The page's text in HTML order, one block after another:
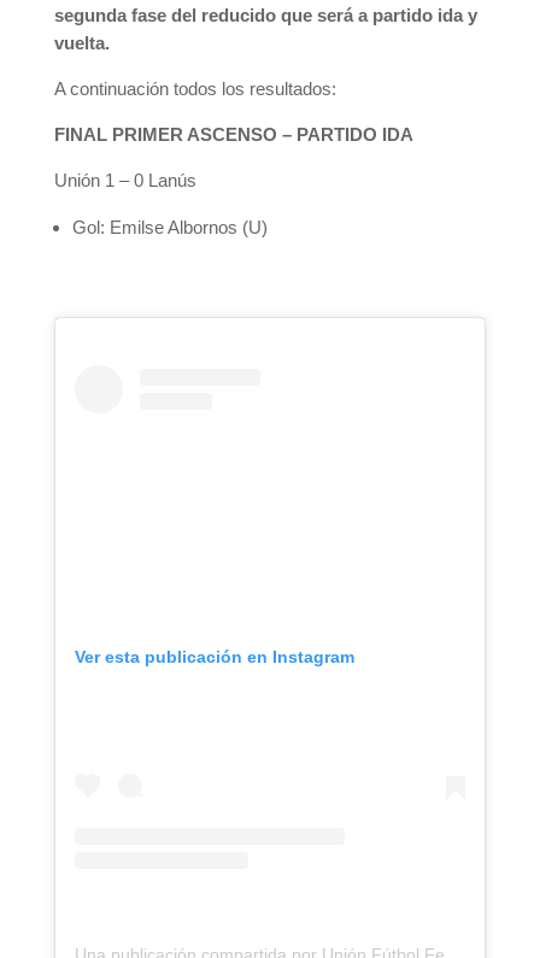
segunda fase del reducido que será a partido ida y
vuelta.
A continuación todos los resultados:
FINAL PRIMER ASCENSO – PARTIDO IDA
Unión 1 – 0 Lanús
Gol: Emilse Albornos (U)
Ver esta publicación en Instagram